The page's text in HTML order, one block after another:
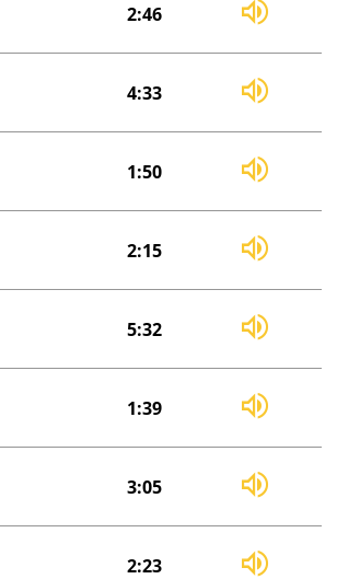
2:46
4:33
1:50
2:15
5:32
1:39
3:05
2:23